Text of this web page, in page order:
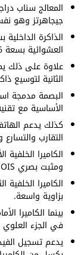
جيجاهرتز وهو
العشوائية بسعة 6 أو 8 أو 12 جيجابايت.
علاوة على ذلك
الثانية لتوسيع
البصمة مدمجة
الأساسية مع
كذلك يدعم
التقارب
ومثبت بصري OIS.
بزاوية واسعة.
في الجزء